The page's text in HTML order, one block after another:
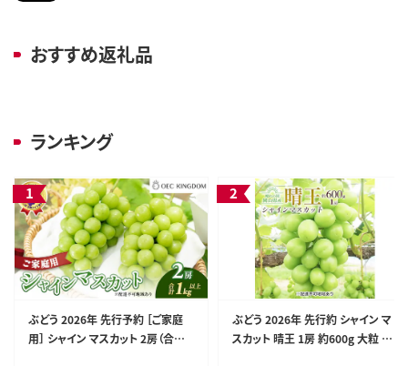
おすすめ返礼品
ランキング
ぶどう 2026年 先行予約 ［ご家庭
用］ シャイン マスカット 2房（合計1
ぶどう 2026年 先行約 シャイン マ
スカット 晴王 1房 約600g 大粒 種